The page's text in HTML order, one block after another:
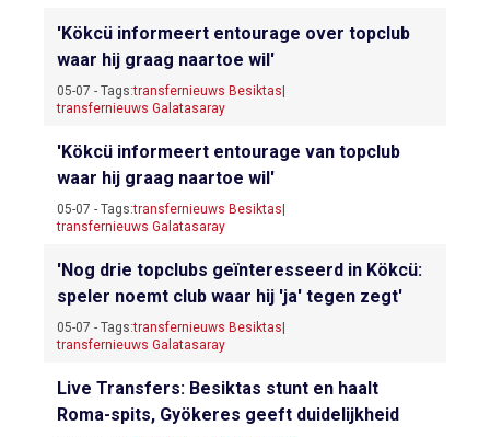
'Kökcü informeert entourage over topclub
waar hij graag naartoe wil'
05-07 - Tags:transfernieuws Besiktas
transfernieuws Galatasaray
'Kökcü informeert entourage van topclub
waar hij graag naartoe wil'
05-07 - Tags:transfernieuws Besiktas
transfernieuws Galatasaray
'Nog drie topclubs geïnteresseerd in Kökcü:
speler noemt club waar hij 'ja' tegen zegt'
05-07 - Tags:transfernieuws Besiktas
transfernieuws Galatasaray
Live Transfers: Besiktas stunt en haalt
Roma-spits, Gyökeres geeft duidelijkheid